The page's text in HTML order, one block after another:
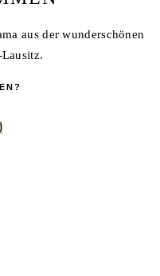
aus der wunderschönen